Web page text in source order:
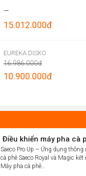
–
15.012.000đ
EUREKA DISKO
16.986.000đ
Original
10.900.000đ
10.900.000đ.
Saeco Pro.Up – Ứng dụng
cà phê Saeco Royal và Magic
Máy pha cà phê…